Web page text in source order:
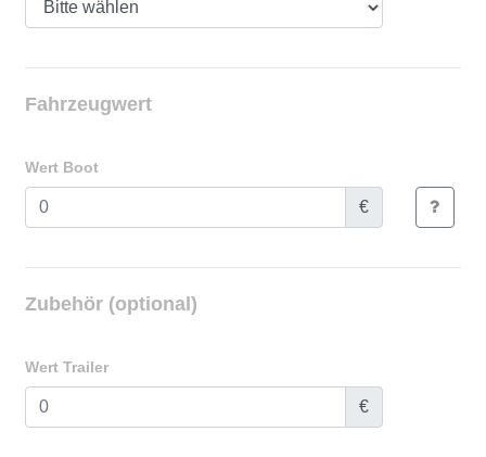
Fahrzeugwert
Wert Boot
€
Zubehör (optional)
Wert Trailer
€